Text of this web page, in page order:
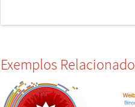
Exemplos